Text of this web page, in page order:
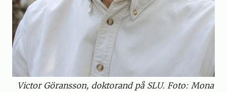
Victor Göransson, doktorand på SLU. Foto: Mona